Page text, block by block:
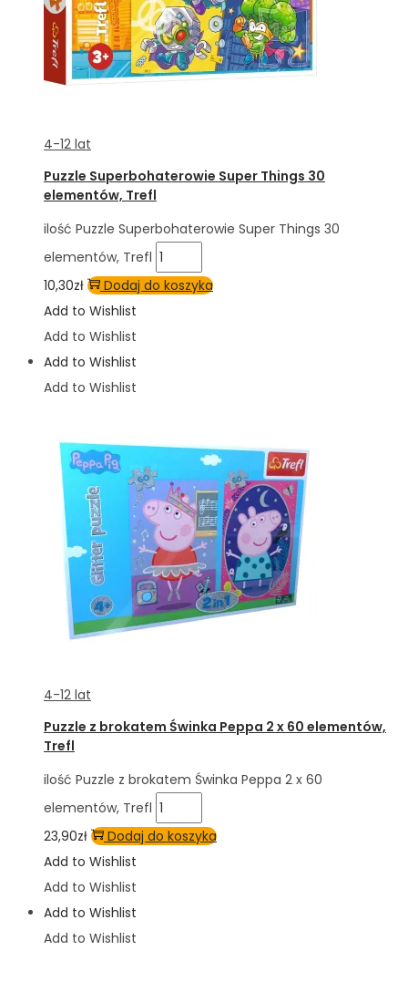
4-12 lat
Puzzle Superbohaterowie Super Things 30
elementów, Trefl
ilość Puzzle Superbohaterowie Super Things 30
elementów, Trefl
10,30zł
Dodaj do koszyka
Add to Wishlist
Add to Wishlist
Add to Wishlist
Add to Wishlist
4-12 lat
Puzzle z brokatem Świnka Peppa 2 x 60 elementów,
Trefl
ilość Puzzle z brokatem Świnka Peppa 2 x 60
elementów, Trefl
23,90zł
Dodaj do koszyka
Add to Wishlist
Add to Wishlist
Add to Wishlist
Add to Wishlist